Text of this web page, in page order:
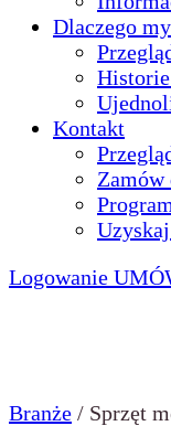
Dlaczego my
Historie
Kontakt
Zamów
Logowanie
Branże / Sprzęt